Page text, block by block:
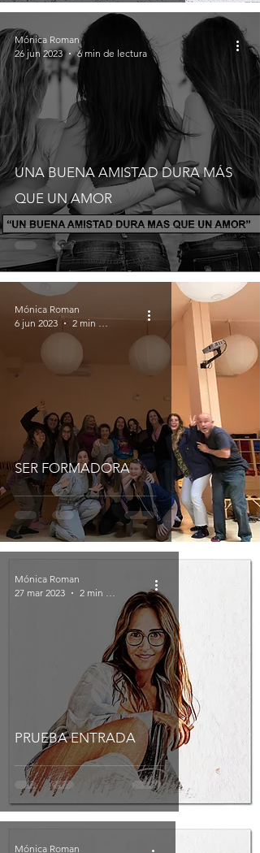
UNA BUENA AMISTAD DURA MÁS
QUE UN AMOR
Mónica Roman
26 jun 2023
6 min de lectura
SER FORMADORA
Mónica Roman
6 jun 2023
2 min de lectura
PRUEBA ENTRADA
Mónica Roman
27 mar 2023
2 min de lectura
Mónica Roman